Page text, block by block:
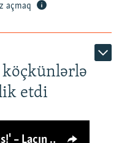
açmaq
etdi
'Ya təklif olunan ev, ya status!' – Laçın köçkünü: 'Laçından başqa heç hara!'